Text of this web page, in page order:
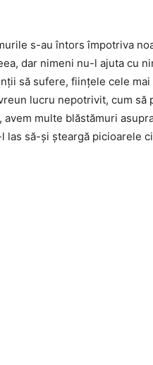
s-au întors împotriva
dar nimeni nu-l ajuta cu
să sufere, fiinţele cele mai
lucru nepotrivit, cum să
multe blăstămuri
las să-şi şteargă picioarele